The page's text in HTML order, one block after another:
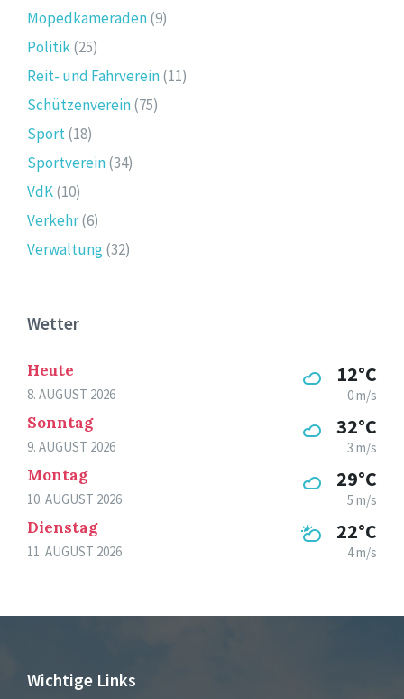
Mopedkameraden(9)
Politik(25)
Reit- und Fahrverein(11)
Schützenverein(75)
Sport(18)
Sportverein(34)
VdK(10)
Verkehr(6)
Verwaltung(32)
Wetter
Heute
8. AUGUST 2026
12°C
0 m/s
Sonntag
9. AUGUST 2026
32°C
3 m/s
Montag
10. AUGUST 2026
29°C
5 m/s
Dienstag
11. AUGUST 2026
22°C
4 m/s
Wichtige Links